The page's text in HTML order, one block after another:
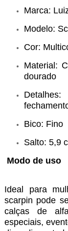
Marca:
Modelo:
Cor:
Material:
dourado
Bico: Fino
Salto: 5,9
Modo de uso
Ideal para
scarpin pode
calças de
especiais,